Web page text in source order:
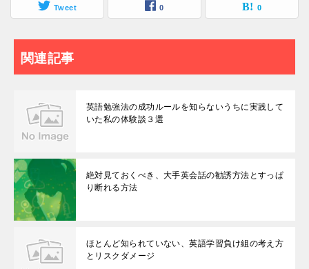
Tweet 0 0
関連記事
英語勉強法の成功ルールを知らないうちに実践して
いた私の体験談３選
絶対見ておくべき、大手英会話の勧誘方法とすっぱ
り断れる方法
ほとんど知られていない、英語学習負け組の考え方
とリスクダメージ